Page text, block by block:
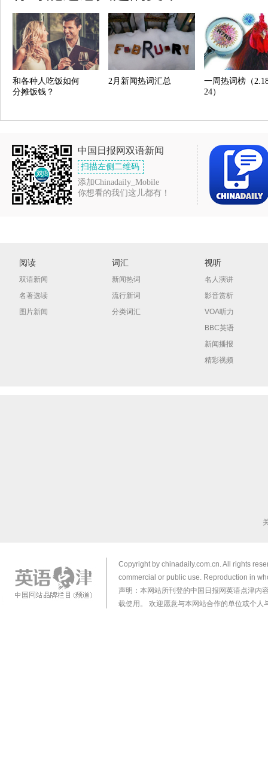
和各种人吃饭如何
分摊饭钱？
2月新闻热词汇总
一周热词榜（
24）
中国日报网双语新闻
扫描左侧二维码
添加Chinadaily_Mobile
你想看的我们这儿都有！
阅读
双语新闻
名著选读
图片新闻
词汇
新闻热词
流行新词
分类词汇
视听
名人演讲
影音赏析
VOA听力
BBC英语
新闻播报
精彩视频
Copyright by chinadaily.com.cn. All rights
commercial or public use. Reproduction in
声明：本网站所刊登的中国日报网英语点津内
载使用。 欢迎愿意与本网站合作的单位或个人